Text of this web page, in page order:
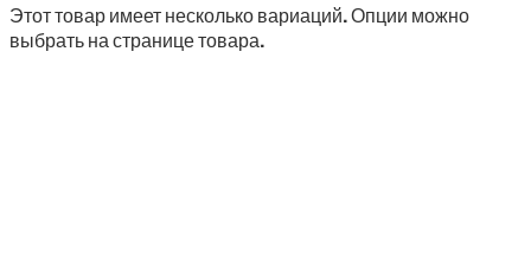
Этот товар имеет несколько вариаций. Опции можно
выбрать на странице товара.